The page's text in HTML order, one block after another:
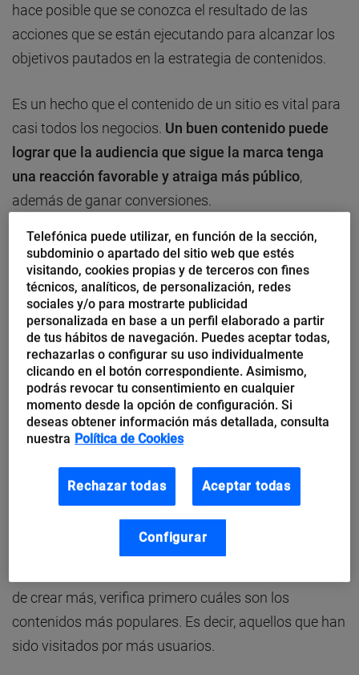
hace posible que se conozca el resultado de las
acciones que se están ejecutando para alcanzar los
objetivos pautados en la estrategia de contenidos.
Es un hecho que el contenido de un sitio es vital para
casi todos los negocios. Un buen contenido puede
lograr que la audiencia que sigue la marca tenga
una reacción favorable y atraiga más público,
además de ganar conversiones.
Es fundamental para el desarrollo de una estrategia
de marketing de contenidos efectiva invertir tiempo
para escoger los mejores contenidos, aquellos que la
audiencia realmente espera. Y poder conocer cuáles
son los contenidos que más emociones despiertan
en la audiencia es posible mediante a las métricas. Te
contamos algunas de ellas:
Métricas para conocer el éxito de tu
contenido
de crear más, verifica primero cuáles son los
contenidos más populares. Es decir, aquellos que han
sido visitados por más usuarios.
Telefónica puede utilizar, en función de la sección,
subdominio o apartado del sitio web que estés
visitando, cookies propias y de terceros con fines
técnicos, analíticos, de personalización, redes
sociales y/o para mostrarte publicidad
personalizada en base a un perfil elaborado a partir
de tus hábitos de navegación. Puedes aceptar todas,
rechazarlas o configurar su uso individualmente
clicando en el botón correspondiente. Asimismo,
podrás revocar tu consentimiento en cualquier
momento desde la opción de configuración. Si
deseas obtener información más detallada, consulta
nuestra Política de Cookies
Rechazar todas Aceptar todas
Configurar